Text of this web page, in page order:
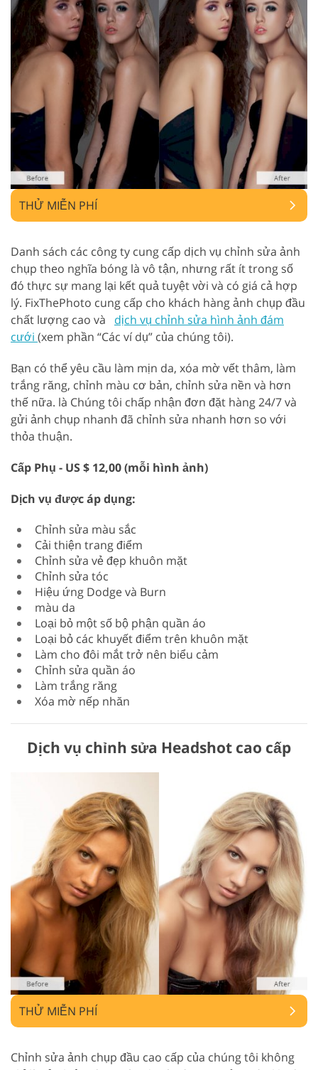
THỬ MIỄN PHÍ
Danh sách các công ty cung cấp dịch vụ chỉnh sửa ảnh
chụp theo nghĩa bóng là vô tận, nhưng rất ít trong số
đó thực sự mang lại kết quả tuyệt vời và có giá cả hợp
lý. FixThePhoto cung cấp cho khách hàng ảnh chụp đầu
chất lượng cao và dịch vụ chỉnh sửa hình ảnh đám
cưới (xem phần “Các ví dụ” của chúng tôi).
Bạn có thể yêu cầu làm mịn da, xóa mờ vết thâm, làm
trắng răng, chỉnh màu cơ bản, chỉnh sửa nền và hơn
thế nữa. là Chúng tôi chấp nhận đơn đặt hàng 24/7 và
gửi ảnh chụp nhanh đã chỉnh sửa nhanh hơn so với
thỏa thuận.
Cấp Phụ - US $ 12,00 (mỗi hình ảnh)
Dịch vụ được áp dụng:
Chỉnh sửa màu sắc
Cải thiện trang điểm
Chỉnh sửa vẻ đẹp khuôn mặt
Chỉnh sửa tóc
Hiệu ứng Dodge và Burn
màu da
Loại bỏ một số bộ phận quần áo
Loại bỏ các khuyết điểm trên khuôn mặt
Làm cho đôi mắt trở nên biểu cảm
Chỉnh sửa quần áo
Làm trắng răng
Xóa mờ nếp nhăn
Dịch vụ chỉnh sửa Headshot cao cấp
THỬ MIỄN PHÍ
Chỉnh sửa ảnh chụp đầu cao cấp của chúng tôi không